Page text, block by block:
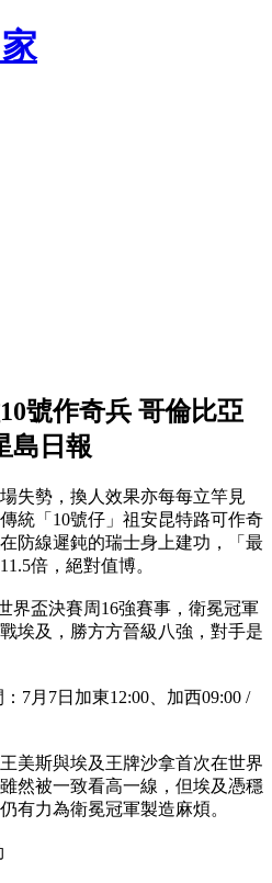
號作奇兵 哥倫比亞
島日報
失勢，換人效果亦每每立竿見
統「10號仔」祖安昆特路可作奇
防線遲鈍的瑞士身上建功，「最
倍，絕對值博。
界盃決賽周16強賽事，衛冕冠軍
埃及，勝方方晉級八強，對手是
7月7日加東12:00、加西09:00 /
美斯與埃及王牌沙拿首次在世界
然被一致看高一線，但埃及憑穩
有力為衛冕冠軍製造麻煩。